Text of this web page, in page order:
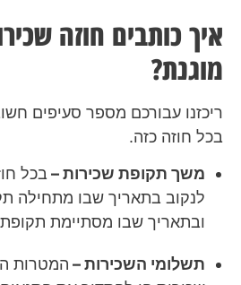
איך כותבים חוזה
מוגנת?
ריכזנו עבורכם מספר סעיפים
בכל חוזה כזה.
משך תקופת שכירות – בכל
לנקוב בתאריך שבו מתחילה
ובתאריך שבו מסתיימת
תשלומי השכירות – המטרות